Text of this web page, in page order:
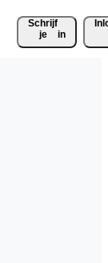
Schrijf
je
in